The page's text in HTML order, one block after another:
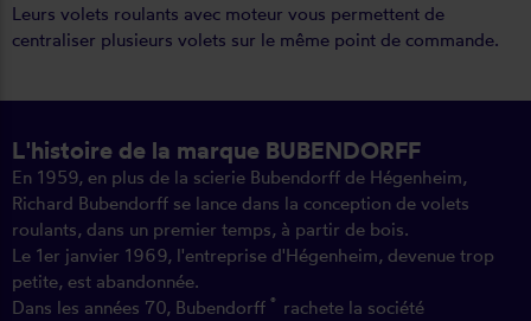
Leurs volets roulants avec moteur vous permettent de
centraliser plusieurs volets sur le même point de commande.
L'histoire de la marque BUBENDORFF
En 1959, en plus de la scierie Bubendorff de Hégenheim,
Richard Bubendorff se lance dans la conception de volets
roulants, dans un premier temps, à partir de bois.
Le 1er janvier 1969, l'entreprise d'Hégenheim, devenue trop
petite, est abandonnée.
Dans les années 70, Bubendorff ® rachete la société